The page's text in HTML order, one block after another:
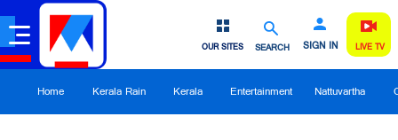
SEARCH SIGN IN
OUR SITES LIVE TV
Home Kerala Rain Kerala Entertainment Nattuvartha